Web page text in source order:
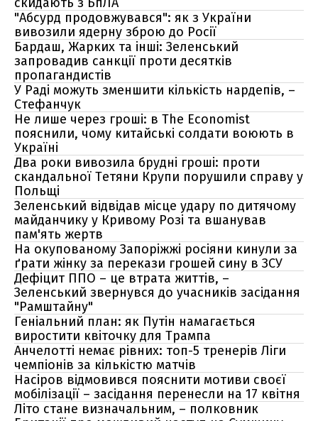
"Абсурд продовжувався": як з України
вивозили ядерну зброю до Росії
Бардаш, Жарких та інші: Зеленський
запровадив санкції проти десятків
пропагандистів
У Раді можуть зменшити кількість нардепів, –
Стефанчук
Не лише через гроші: в The Economist
пояснили, чому китайські солдати воюють в
Україні
Два роки вивозила брудні гроші: проти
скандальної Тетяни Крупи порушили справу у
Польщі
Зеленський відвідав місце удару по дитячому
майданчику у Кривому Розі та вшанував
пам'ять жертв
На окупованому Запоріжжі росіяни кинули за
ґрати жінку за перекази грошей сину в ЗСУ
Дефіцит ППО – це втрата життів, –
Зеленський звернувся до учасників засідання
"Рамштайну"
Геніальний план: як Путін намагається
виростити квіточку для Трампа
Анчелотті немає рівних: топ-5 тренерів Ліги
чемпіонів за кількістю матчів
Насіров відмовився пояснити мотиви своєї
мобілізації – засідання перенесли на 17 квітня
Літо стане визначальним, – полковник